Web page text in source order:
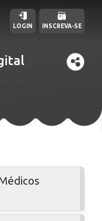
LOGIN INSCREVA-SE